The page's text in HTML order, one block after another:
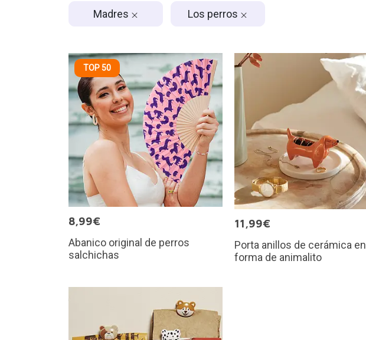
Madres Los perros
TOP 50
8,99€
Abanico original de perros
salchichas
11,99€
Porta anillos de cerámica en
forma de animalito